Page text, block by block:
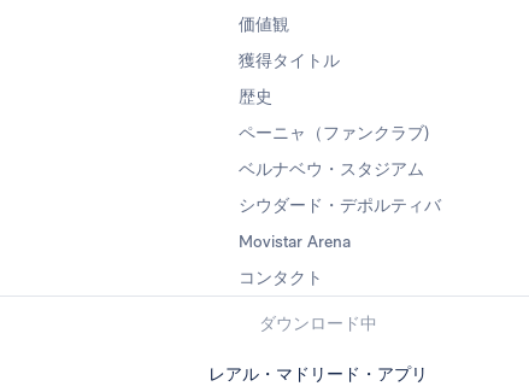
価値観
獲得タイトル
歴史
ペーニャ（ファンクラブ)
ベルナベウ・スタジアム
シウダード・デポルティバ
Movistar Arena
コンタクト
ダウンロード中
レアル・マドリード・アプリ